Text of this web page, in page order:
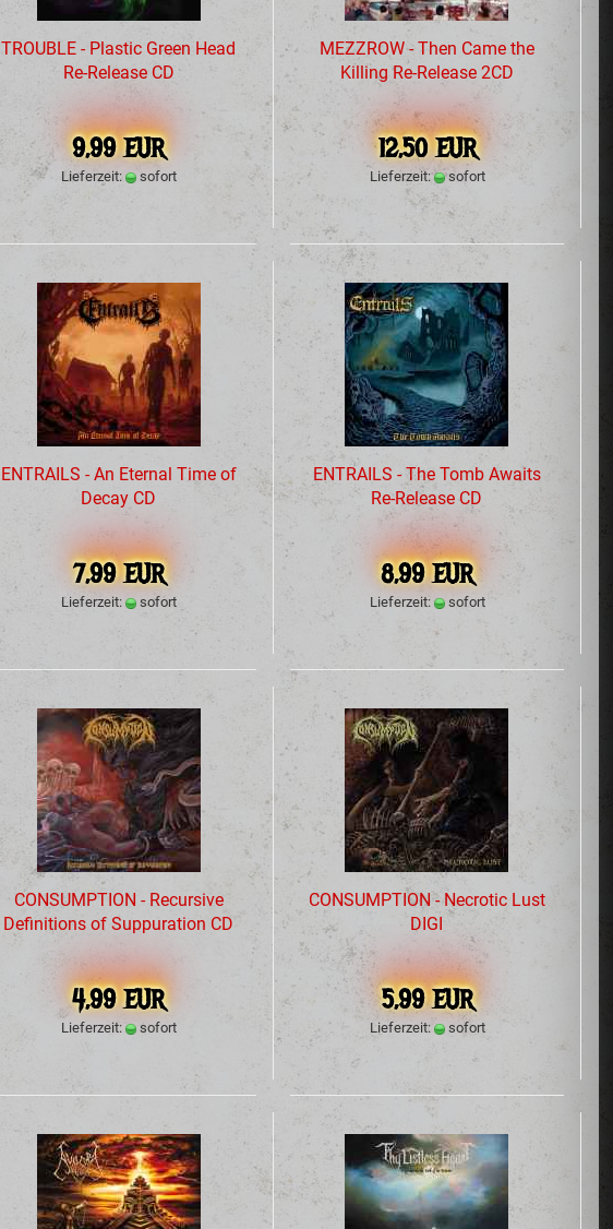
TROUBLE - Plastic Green Head
Re-Release CD
9,99 EUR
Lieferzeit: sofort
MEZZROW - Then Came the
Killing Re-Release 2CD
12,50 EUR
Lieferzeit: sofort
ENTRAILS - An Eternal Time of
Decay CD
7,99 EUR
Lieferzeit: sofort
ENTRAILS - The Tomb Awaits
Re-Release CD
8,99 EUR
Lieferzeit: sofort
CONSUMPTION - Recursive
Definitions of Suppuration CD
4,99 EUR
Lieferzeit: sofort
CONSUMPTION - Necrotic Lust
DIGI
5,99 EUR
Lieferzeit: sofort